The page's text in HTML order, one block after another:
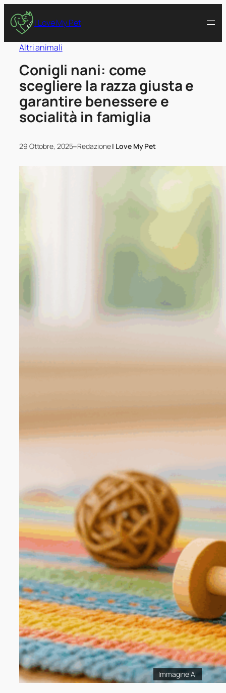
I Love My Pet
Altri animali
Conigli nani: come
scegliere la razza giusta e
garantire benessere e
socialità in famiglia
29 Ottobre, 2025–RedazioneI Love My Pet
Immagine AI